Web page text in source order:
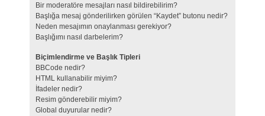
Bir moderatöre mesajları nasıl bildirebilirim?
Başlığa mesaj gönderilirken görülen “Kaydet” butonu nedir?
Neden mesajımın onaylanması gerekiyor?
Başlığımı nasıl darbelerim?
Biçimlendirme ve Başlık Tipleri
BBCode nedir?
HTML kullanabilir miyim?
İfadeler nedir?
Resim gönderebilir miyim?
Global duyurular nedir?